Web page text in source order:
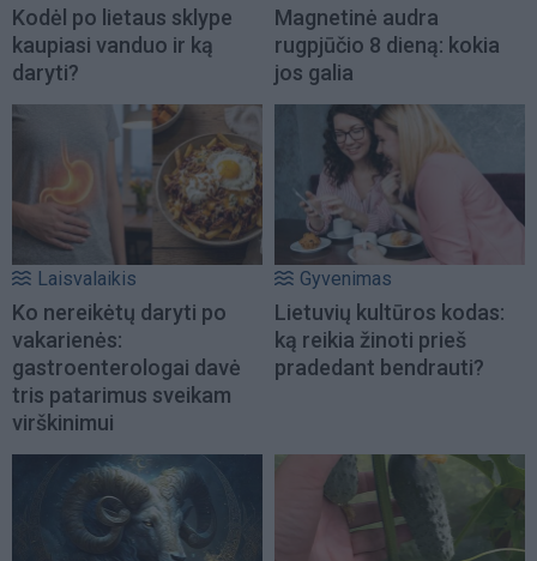
Kodėl po lietaus sklype
kaupiasi vanduo ir ką
daryti?
Magnetinė audra
rugpjūčio 8 dieną: kokia
jos galia
Laisvalaikis
Ko nereikėtų daryti po
vakarienės:
gastroenterologai davė
tris patarimus sveikam
virškinimui
Gyvenimas
Lietuvių kultūros kodas:
ką reikia žinoti prieš
pradedant bendrauti?